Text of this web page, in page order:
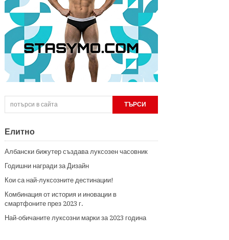
Елитно
Албански бижутер създава луксозен часовник
Годишни награди за Дизайн
Кои са най-луксозните дестинации!
Комбинация от история и иновации в
смартфоните през 2023 г.
Най-обичаните луксозни марки за 2023 година